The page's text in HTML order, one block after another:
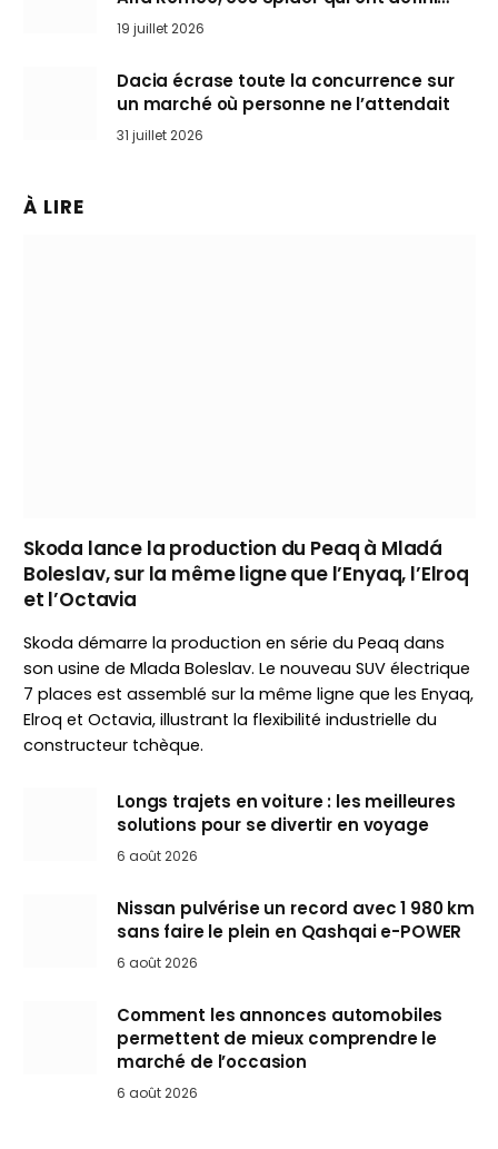
l’art de rouler cheveux au vent
19 juillet 2026
Dacia écrase toute la concurrence sur
un marché où personne ne l’attendait
31 juillet 2026
À LIRE
Skoda lance la production du Peaq à Mladá
Boleslav, sur la même ligne que l’Enyaq, l’Elroq
et l’Octavia
Skoda démarre la production en série du Peaq dans
son usine de Mlada Boleslav. Le nouveau SUV électrique
7 places est assemblé sur la même ligne que les Enyaq,
Elroq et Octavia, illustrant la flexibilité industrielle du
constructeur tchèque.
Longs trajets en voiture : les meilleures
solutions pour se divertir en voyage
6 août 2026
Nissan pulvérise un record avec 1 980 km
sans faire le plein en Qashqai e-POWER
6 août 2026
Comment les annonces automobiles
permettent de mieux comprendre le
marché de l’occasion
6 août 2026